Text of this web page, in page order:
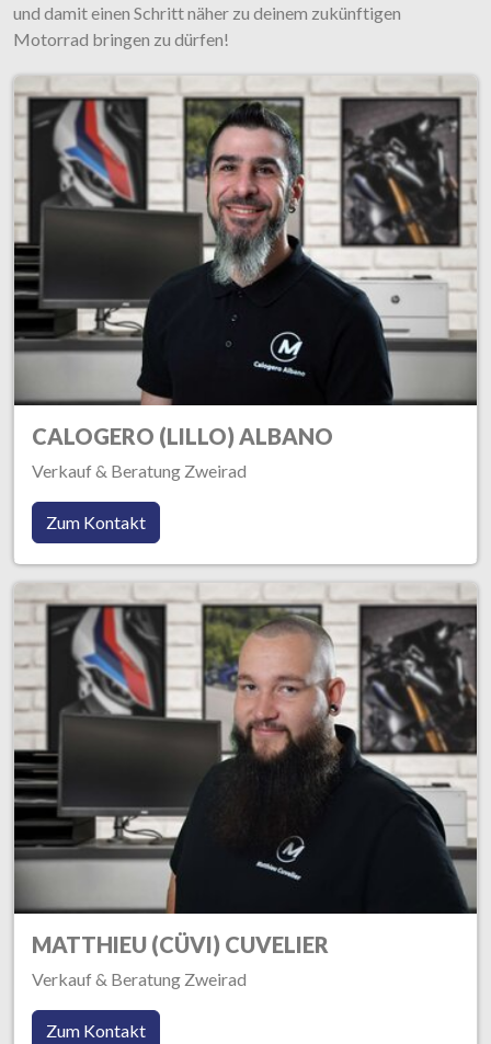
und damit einen Schritt näher zu deinem zukünftigen
Motorrad bringen zu dürfen!
CALOGERO (LILLO) ALBANO
Verkauf & Beratung Zweirad
Zum Kontakt
MATTHIEU (CÜVI) CUVELIER
Verkauf & Beratung Zweirad
Zum Kontakt